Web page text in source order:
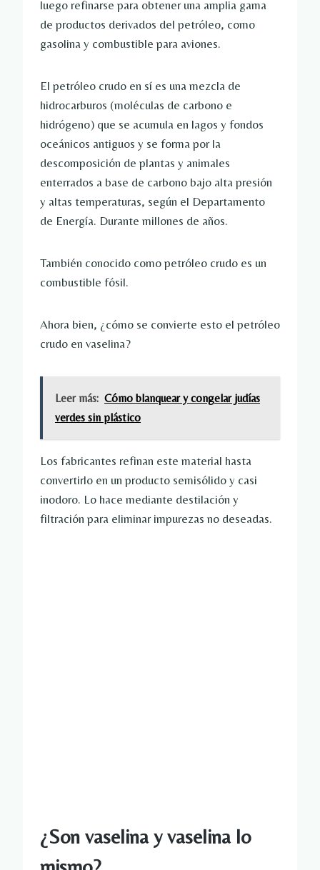
luego refinarse para obtener una amplia gama
de productos derivados del petróleo, como
gasolina y combustible para aviones.
El petróleo crudo en sí es una mezcla de
hidrocarburos (moléculas de carbono e
hidrógeno) que se acumula en lagos y fondos
oceánicos antiguos y se forma por la
descomposición de plantas y animales
enterrados a base de carbono bajo alta presión
y altas temperaturas, según el Departamento
de Energía. Durante millones de años.
También conocido como petróleo crudo es un
combustible fósil.
Ahora bien, ¿cómo se convierte esto el petróleo
crudo en vaselina?
Leer más: Cómo blanquear y congelar judías
verdes sin plástico
Los fabricantes refinan este material hasta
convertirlo en un producto semisólido y casi
inodoro. Lo hace mediante destilación y
filtración para eliminar impurezas no deseadas.
¿Son vaselina y vaselina lo